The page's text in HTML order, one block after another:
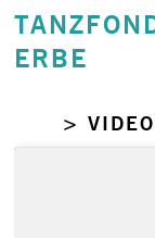
ERBE
>